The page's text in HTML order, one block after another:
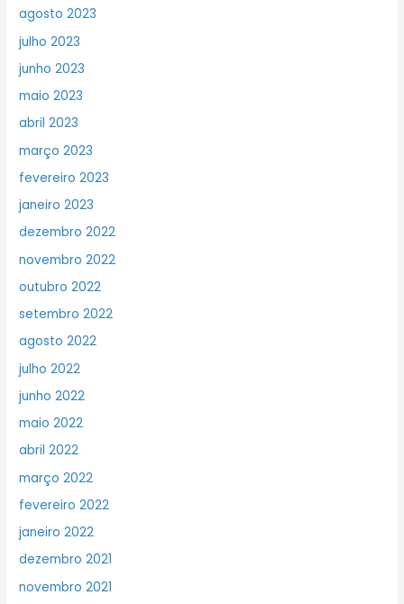
agosto 2023
julho 2023
junho 2023
maio 2023
abril 2023
março 2023
fevereiro 2023
janeiro 2023
dezembro 2022
novembro 2022
outubro 2022
setembro 2022
agosto 2022
julho 2022
junho 2022
maio 2022
abril 2022
março 2022
fevereiro 2022
janeiro 2022
dezembro 2021
novembro 2021